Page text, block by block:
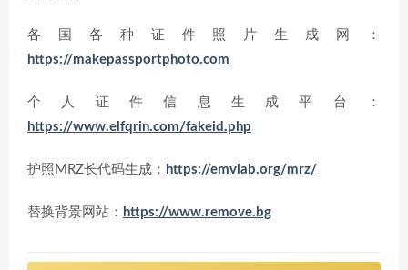
各国各种证件照片生成网：
https://makepassportphoto.com
个人证件信息生成平台：
https://www.elfqrin.com/fakeid.php
护照MRZ长代码生成： https://emvlab.org/mrz/
替换背景网站： https://www.remove.bg